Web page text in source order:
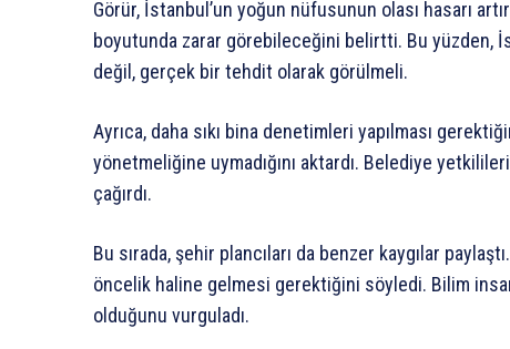
Görür, İstanbul’un yoğun nüfusunun olası hasarı
boyutunda zarar görebileceğini belirtti. Bu yüzden,
değil, gerçek bir tehdit olarak görülmeli.
Ayrıca, daha sıkı bina denetimleri yapılması
yönetmeliğine uymadığını aktardı. Belediye
çağırdı.
Bu sırada, şehir plancıları da benzer kaygılar
öncelik haline gelmesi gerektiğini söyledi. Bilim
olduğunu vurguladı.